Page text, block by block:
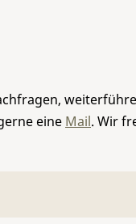
eine Mail. Wir